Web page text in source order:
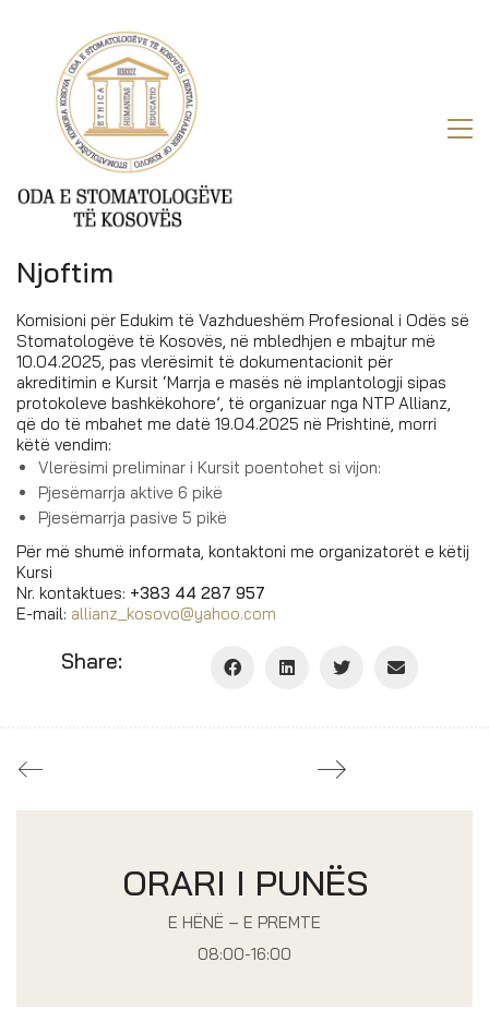
Njoftim
Komisioni për Edukim të Vazhdueshëm Profesional i Odës së
Stomatologëve të Kosovës, në mbledhjen e mbajtur më
10.04.2025, pas vlerësimit të dokumentacionit për
akreditimin e Kursit ‘Marrja e masës në implantologji sipas
protokoleve bashkëkohore’, të organizuar nga NTP Allianz,
që do të mbahet me datë 19.04.2025 në Prishtinë, morri
këtë vendim:
Vlerësimi preliminar i Kursit poentohet si vijon:
Pjesëmarrja aktive 6 pikë
Pjesëmarrja pasive 5 pikë
Për më shumë informata, kontaktoni me organizatorët e këtij
Kursi
Nr. kontaktues: +383 44 287 957
E-mail: allianz_kosovo@yahoo.com
Share:
ORARI I PUNËS
E HËNË – E PREMTE
08:00-16:00